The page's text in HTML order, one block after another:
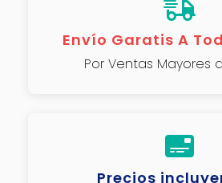
Envío Garatis A
Por Ventas Mayores
Precios